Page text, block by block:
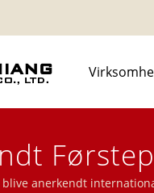
anerkendt